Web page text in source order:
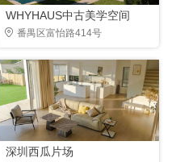
WHYHAUS中古美学空间
番禺区富怡路414号
深圳西瓜片场